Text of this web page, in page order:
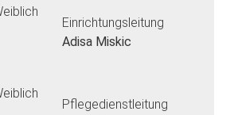
Einrichtungsleitung
Adisa Miskic
Pflegedienstleitung